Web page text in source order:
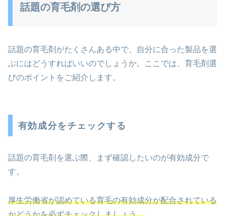
話題の育毛剤の選び方
話題の育毛剤がたくさんある中で、自分に合った製品を選
ぶにはどうすればいいのでしょうか。ここでは、育毛剤選
びのポイントをご紹介します。
有効成分をチェックする
話題の育毛剤を選ぶ際、まず確認したいのが有効成分で
す。
厚生労働省が認めている育毛の有効成分が配合されている